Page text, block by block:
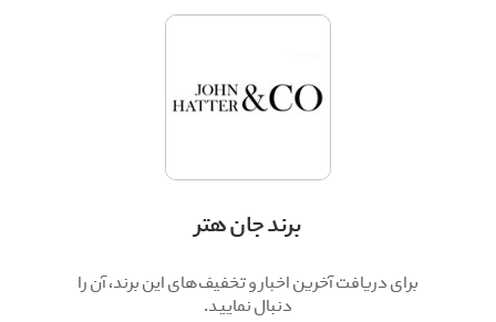
برند جان هتر
برای دریافت آخرین اخبار و تخفیف‌های این برند، آن را
دنبال نمایید.